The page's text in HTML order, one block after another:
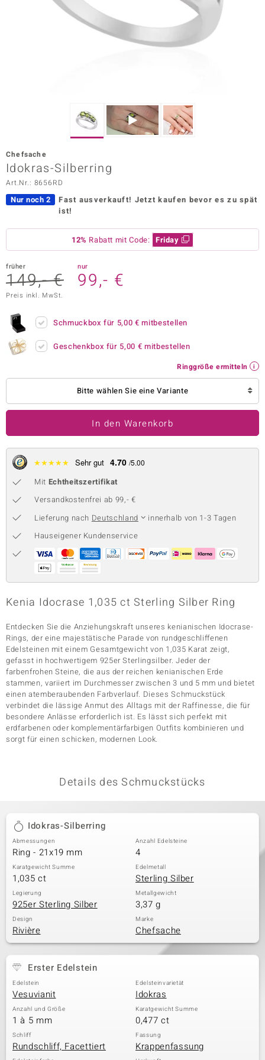
Vogue
Paraíso
Collection
BY DE MELO
Collection
Classics
Chefsache
Idokras-Silberring
Art.Nr.: 8656RD
Nur noch 2 Fast ausverkauft! Jetzt kaufen bevor es zu spät
ist!
12% Rabatt mit Code: Friday
früher
149,- €
nur
99,- €
Preis inkl. MwSt.
Schmuckbox für 5,00 € mitbestellen
Geschenkbox für 5,00 € mitbestellen
Ringgröße ermitteln
Bitte wählen Sie eine Variante
In den Warenkorb
★★★★★ Sehr gut 4.70 /5.00
Mit Echtheitszertifikat
Versandkostenfrei ab 99,- €
Lieferung nach Deutschland
innerhalb von 1-3 Tagen
Hauseigener Kundenservice
Kenia Idocrase 1,035 ct Sterling Silber Ring
Entdecken Sie die Anziehungskraft unseres kenianischen Idocrase-
Rings, der eine majestätische Parade von rundgeschliffenen
Edelsteinen mit einem Gesamtgewicht von 1,035 Karat zeigt,
gefasst in hochwertigem 925er Sterlingsilber. Jeder der
farbenfrohen Steine, die aus der reichen kenianischen Erde
stammen, variiert im Durchmesser zwischen 3 und 5 mm und bietet
einen atemberaubenden Farbverlauf. Dieses Schmuckstück
verbindet die lässige Anmut des Alltags mit der Raffinesse, die für
besondere Anlässe erforderlich ist. Es lässt sich perfekt mit
erdfarbenen oder komplementärfarbigen Outfits kombinieren und
sorgt für einen schicken, modernen Look.
Details des Schmuckstücks
Idokras-Silberring
Abmessungen
Ring - 21x19 mm
Anzahl Edelsteine
4
Karatgewicht Summe
1,035 ct
Edelmetall
Sterling Silber
Legierung
925er Sterling Silber
Metallgewicht
3,37 g
Design
Rivière
Marke
Chefsache
Erster Edelstein
Edelstein
Vesuvianit
Edelsteinvarietät
Idokras
Anzahl und Größe
1 à 5 mm
Karatgewicht Summe
0,477 ct
Schliff
Rundschliff, Facettiert
Fassung
Krappenfassung